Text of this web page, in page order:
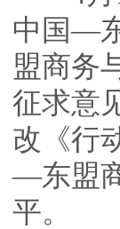
中国—
盟商务
征求意
改《行
—东盟
平。